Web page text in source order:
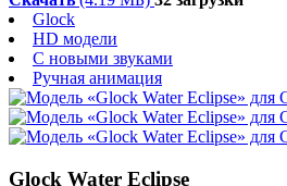
Glock
HD модели
С новыми звуками
Ручная анимация
Glock Water Eclipse